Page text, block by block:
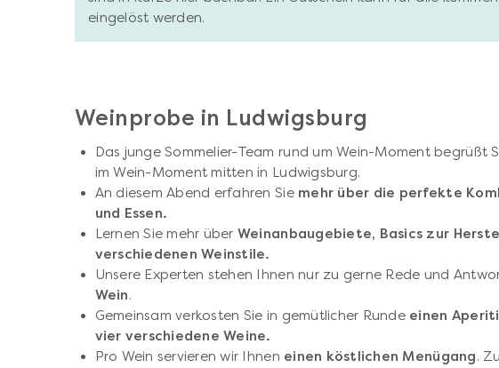
eingelöst werden.
Weinprobe in Ludwigsburg
Das junge Sommelier-Team rund um Wein-Moment begrüßt
im Wein-Moment mitten in Ludwigsburg.
An diesem Abend erfahren Sie mehr über die perfekte
und Essen.
Lernen Sie mehr über Weinanbaugebiete, Basics zur
verschiedenen Weinstile.
Unsere Experten stehen Ihnen nur zu gerne Rede und
Wein.
Gemeinsam verkosten Sie in gemütlicher Runde einen
vier verschiedene Weine.
Pro Wein servieren wir Ihnen einen köstlichen Menügang.